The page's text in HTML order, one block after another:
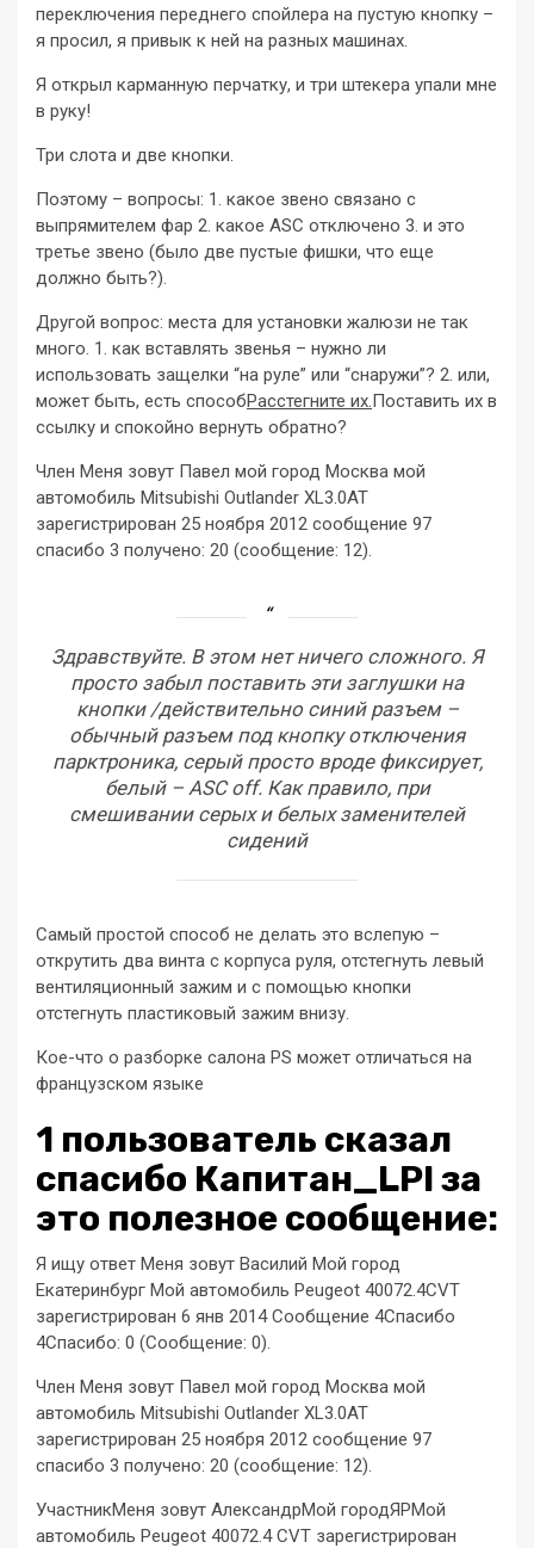
переключения переднего спойлера на пустую кнопку –
я просил, я привык к ней на разных машинах.
Я открыл карманную перчатку, и три штекера упали мне
в руку!
Три слота и две кнопки.
Поэтому – вопросы: 1. какое звено связано с
выпрямителем фар 2. какое ASC отключено 3. и это
третье звено (было две пустые фишки, что еще
должно быть?).
Другой вопрос: места для установки жалюзи не так
много. 1. как вставлять звенья – нужно ли
использовать защелки “на руле” или “снаружи”? 2. или,
может быть, есть способРасстегните их.Поставить их в
ссылку и спокойно вернуть обратно?
Член Меня зовут Павел мой город Москва мой
автомобиль Mitsubishi Outlander XL3.0AT
зарегистрирован 25 ноября 2012 сообщение 97
спасибо 3 получено: 20 (сообщение: 12).
Здравствуйте. В этом нет ничего сложного. Я
просто забыл поставить эти заглушки на
кнопки /действительно синий разъем –
обычный разъем под кнопку отключения
парктроника, серый просто вроде фиксирует,
белый – ASC off. Как правило, при
смешивании серых и белых заменителей
сидений
Самый простой способ не делать это вслепую –
открутить два винта с корпуса руля, отстегнуть левый
вентиляционный зажим и с помощью кнопки
отстегнуть пластиковый зажим внизу.
Кое-что о разборке салона PS может отличаться на
французском языке
1 пользователь сказал
cпасибо Капитан_LPI за
это полезное сообщение:
Я ищу ответ Меня зовут Василий Мой город
Екатеринбург Мой автомобиль Peugeot 40072.4CVT
зарегистрирован 6 янв 2014 Сообщение 4Спасибо
4Спасибо: 0 (Сообщение: 0).
Член Меня зовут Павел мой город Москва мой
автомобиль Mitsubishi Outlander XL3.0AT
зарегистрирован 25 ноября 2012 сообщение 97
спасибо 3 получено: 20 (сообщение: 12).
УчастникМеня зовут АлександрМой городЯРМой
автомобиль Peugeot 40072.4 CVT зарегистрирован